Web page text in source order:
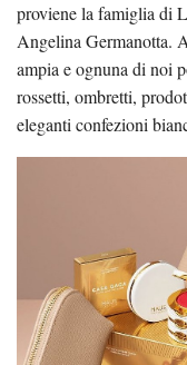
proviene la famiglia di
Angelina Germanotta.
ampia e ognuna di noi
rossetti, ombretti,
eleganti confezioni